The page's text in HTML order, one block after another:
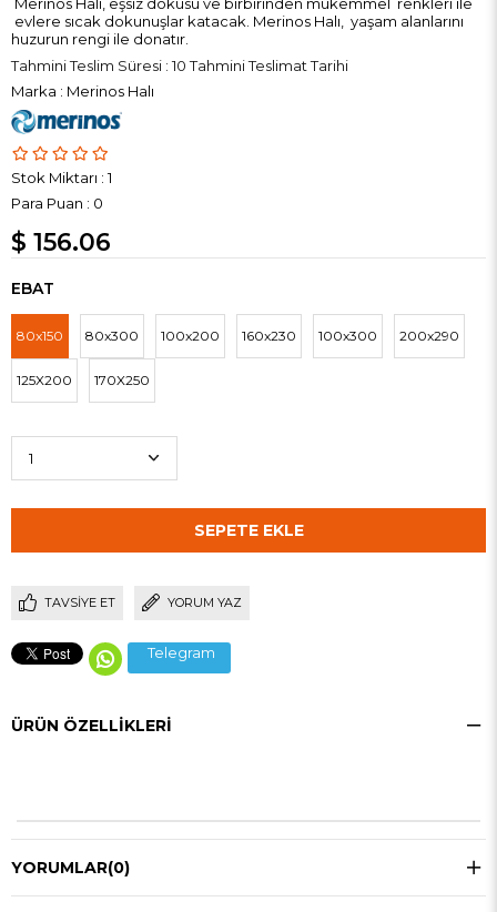
evlere sıcak dokunuşlar katacak. Merinos Halı, yaşam alanlarını
huzurun rengi ile donatır.
Tahmini Teslim Süresi : 10 Tahmini Teslimat Tarihi
Marka : Merinos Halı
Stok Miktarı : 1
Para Puan : 0
$ 156.06
EBAT
80x150 80x300 100x200 160x230 100x300 200x290
125X200 170X250
TAVSIYE ET YORUM YAZ
Telegram
ÜRÜN ÖZELLIKLERI
YORUMLAR(0)